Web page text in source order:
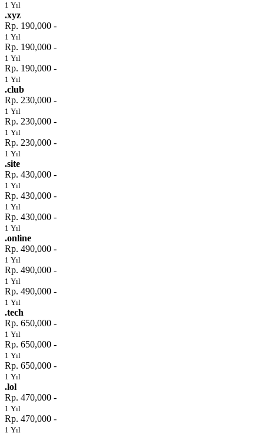
1 Yıl
.xyz
Rp. 190,000 -
1 Yıl
Rp. 190,000 -
1 Yıl
Rp. 190,000 -
1 Yıl
.club
Rp. 230,000 -
1 Yıl
Rp. 230,000 -
1 Yıl
Rp. 230,000 -
1 Yıl
.site
Rp. 430,000 -
1 Yıl
Rp. 430,000 -
1 Yıl
Rp. 430,000 -
1 Yıl
.online
Rp. 490,000 -
1 Yıl
Rp. 490,000 -
1 Yıl
Rp. 490,000 -
1 Yıl
.tech
Rp. 650,000 -
1 Yıl
Rp. 650,000 -
1 Yıl
Rp. 650,000 -
1 Yıl
.lol
Rp. 470,000 -
1 Yıl
Rp. 470,000 -
1 Yıl